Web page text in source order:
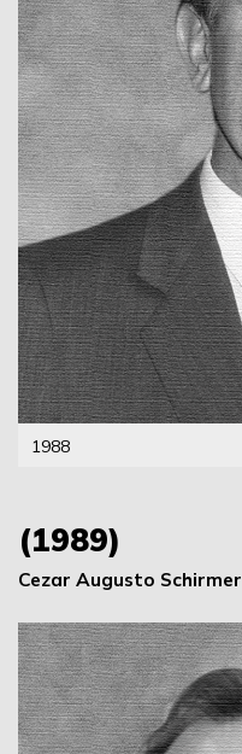
1988
(1989)
Cezar Augusto Schirmer